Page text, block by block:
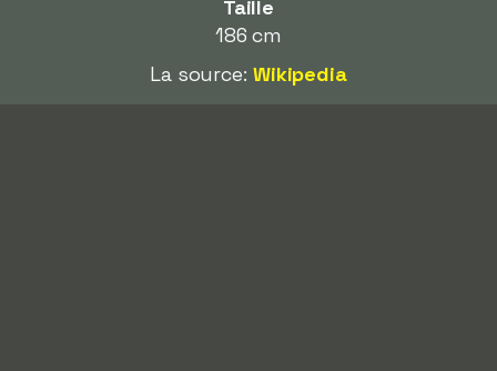
Taille
186 cm
La source: Wikipedia